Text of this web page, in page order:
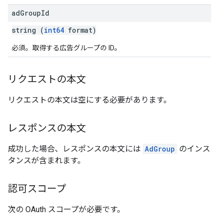
adGroupId
string (int64 format)
必須。取得する広告グループの ID。
リクエストの本文
リクエストの本文は空にする必要があります。
レスポンスの本文
成功した場合、レスポンスの本文には AdGroup のインス
タンスが含まれます。
認可スコープ
次の OAuth スコープが必要です。